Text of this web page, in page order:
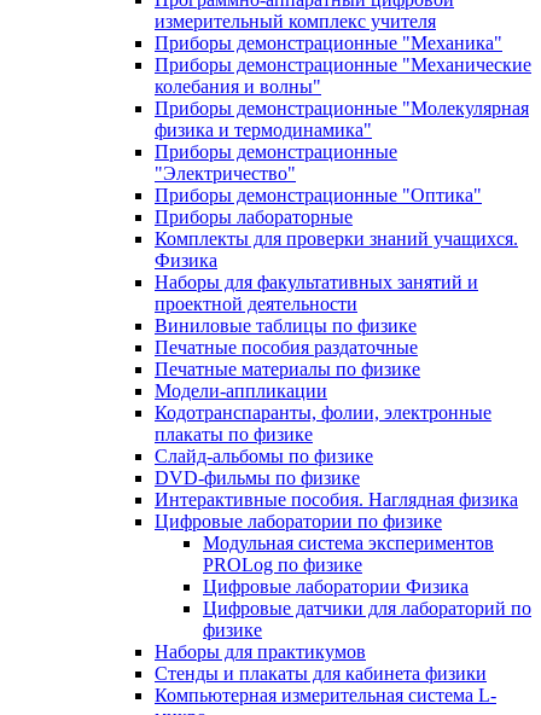
измерительный комплекс учителя
Приборы демонстрационные "Механика"
Приборы демонстрационные "Механические
колебания и волны"
Приборы демонстрационные "Молекулярная
физика и термодинамика"
Приборы демонстрационные
"Электричество"
Приборы демонстрационные "Оптика"
Приборы лабораторные
Комплекты для проверки знаний учащихся.
Физика
Наборы для факультативных занятий и
проектной деятельности
Виниловые таблицы по физике
Печатные пособия раздаточные
Печатные материалы по физике
Модели-аппликации
Кодотранспаранты, фолии, электронные
плакаты по физике
Слайд-альбомы по физике
DVD-фильмы по физике
Интерактивные пособия. Наглядная физика
Цифровые лаборатории по физике
Модульная система экспериментов
PROLog по физике
Цифровые лаборатории Физика
Цифровые датчики для лабораторий по
физике
Наборы для практикумов
Стенды и плакаты для кабинета физики
Компьютерная измерительная система L-